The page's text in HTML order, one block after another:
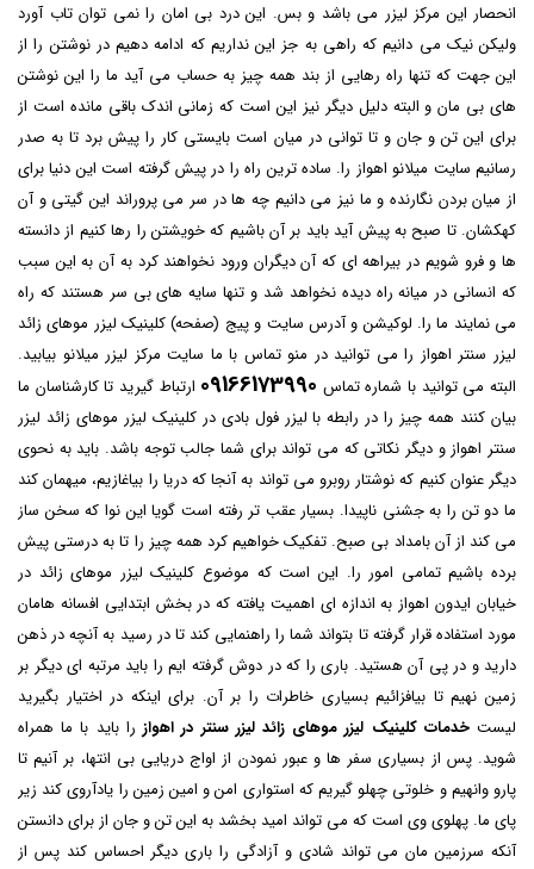
انحصار این مرکز لیزر می باشد و بس. این درد بی امان را نمی توان تاب آورد
ولیکن نیک می دانیم که راهی به جز این نداریم که ادامه دهیم در نوشتن را از
این جهت که تنها راه رهایی از بند همه چیز به حساب می آید ما را این نوشتن
های بی مان و البته دلیل دیگر نیز این است که زمانی اندک باقی مانده است از
برای این تن و جان و تا توانی در میان است بایستی کار را پیش برد تا به صدر
رسانیم سایت میلانو اهواز را. ساده ترین راه را در پیش گرفته است این دنیا برای
از میان بردن نگارنده و ما نیز می دانیم چه ها در سر می پروراند این گیتی و آن
کهکشان. تا صبح به پیش آید باید بر آن باشیم که خویشتن را رها کنیم از دانسته
ها و فرو شویم در بیراهه ای که آن دیگران ورود نخواهند کرد به آن به این سبب
که انسانی در میانه راه دیده نخواهد شد و تنها سایه های بی سر هستند که راه
می نمایند ما را. لوکیشن و آدرس سایت و پیج (صفحه) کلینیک لیزر موهای زائد
لیزر سنتر اهواز را می توانید در منو تماس با ما سایت مرکز لیزر میلانو بیابید.
البته می توانید با شماره تماس 09166173990 ارتباط گیرید تا کارشناسان ما
بیان کنند همه چیز را در رابطه با لیزر فول بادی در کلینیک لیزر موهای زائد لیزر
سنتر اهواز و دیگر نکاتی که می تواند برای شما جالب توجه باشد. باید به نحوی
دیگر عنوان کنیم که نوشتار روبرو می تواند به آنجا که دریا را بیاغازیم، میهمان کند
ما دو تن را به جشنی ناپیدا. بسیار عقب تر رفته است گویا این نوا که سخن ساز
می کند از آن بامداد بی صبح. تفکیک خواهیم کرد همه چیز را تا به درستی پیش
برده باشیم تمامی امور را. این است که موضوع کلینیک لیزر موهای زائد در
خیابان ایدون اهوازبه اندازه ای اهمیت یافته که در بخش ابتدایی افسانه هامان
مورد استفاده قرار گرفته تا بتواند شما را راهنمایی کند تا در رسید به آنچه در ذهن
دارید و در پی آن هستید. باری را که در دوش گرفته ایم را باید مرتبه ای دیگر بر
زمین نهیم تا بیافزائیم بسیاری خاطرات را بر آن. برای اینکه در اختیار بگیرید
لیستخدمات کلینیک لیزر موهای زائد لیزر سنتر در اهوازرا باید با ما همراه
شوید. پس از بسیاری سفر ها و عبور نمودن از اواج دریایی بی انتها، بر آنیم تا
پارو وانهیم و خلوتی چهلو گیریم که استواری امن و امین زمین را یادآروی کند زیر
پای ما. پهلوی وی است که می تواند امید بخشد به این تن و جان از برای دانستن
آنکه سرزمین مان می تواند شادی و آزادگی را باری دیگر احساس کند پس از